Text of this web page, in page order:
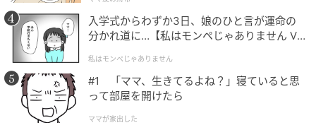
たまには自分が読むものも借りてみて。海外の写真集
を眺めれば、良い刺激を受け取れそう。新しい目標が
見つかるでしょう！
【ラッキーアイテム】スニーカー
【ラッキープレイス】図書館
入学式からわずか3日、娘のひと言が運命の
分かれ道に…【私はモンペじゃありません Vo
私はモンペじゃありません
#1 「ママ、生きてるよね？」寝ていると思
って部屋を開けたら
ママが家出した